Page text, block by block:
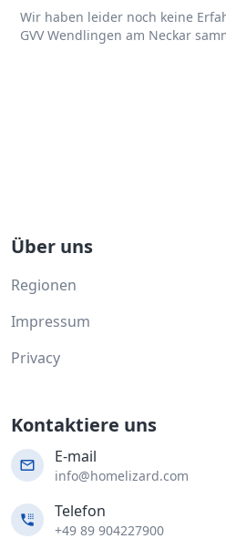
Wir haben leider noch keine
GVV Wendlingen am Neckar
Über uns
Regionen
Impressum
Privacy
Kontaktiere uns
E-mail
info@homelizard.com
Telefon
+49 89 904227900